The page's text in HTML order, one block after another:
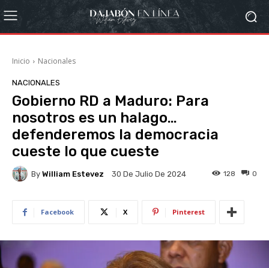
Inicio Nacionales
NACIONALES
Gobierno RD a Maduro: Para
nosotros es un halago…
defenderemos la democracia
cueste lo que cueste
By William Estevez 30 De Julio De 2024 0
128
Facebook X Pinterest